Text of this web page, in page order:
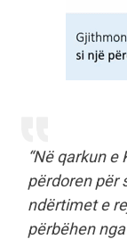
“Në qarkun
përdoren për
ndërtimet e
përbëhen